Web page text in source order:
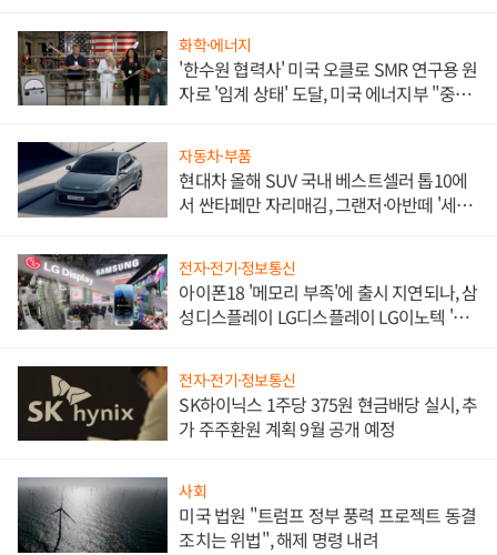
화학·에너지
'한수원 협력사' 미국 오클로 SMR 연구용 원
자로 '임계 상태' 도달, 미국 에너지부 "중요
자동차·부품
현대차 올해 SUV 국내 베스트셀러 톱10에
서 싼타페만 자리매김, 그랜저·아반떼 '세단
전자·전기·정보통신
아이폰18 '메모리 부족'에 출시 지연되나, 삼
성디스플레이 LG디스플레이 LG이노텍 '탈
전자·전기·정보통신
SK하이닉스 1주당 375원 현금배당 실시, 추
가 주주환원 계획 9월 공개 예정
사회
미국 법원 "트럼프 정부 풍력 프로젝트 동결
조치는 위법", 해제 명령 내려